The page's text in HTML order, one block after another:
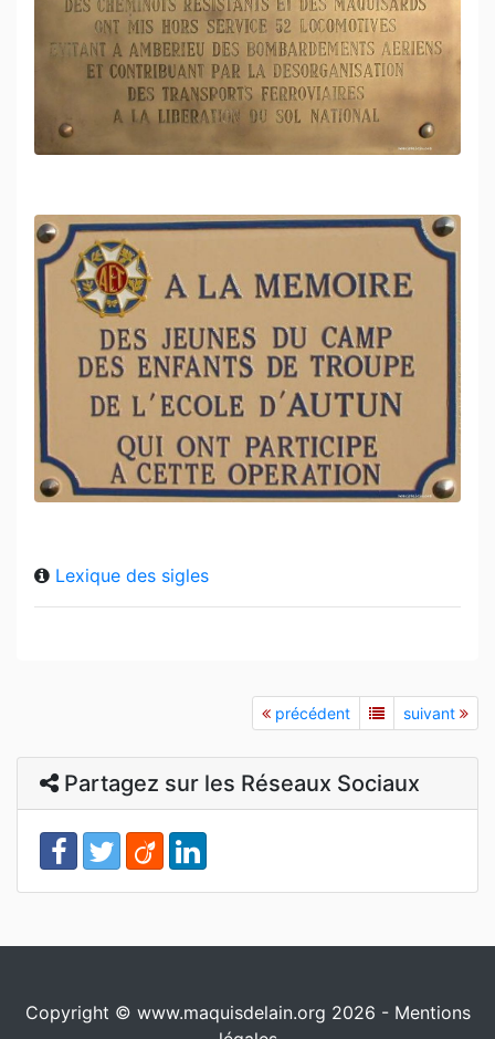
Lexique des sigles
précédent suivant
Partagez sur les Réseaux Sociaux
Copyright © www.maquisdelain.org 2026 - Mentions